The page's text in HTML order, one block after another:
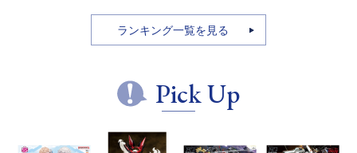
ランキング一覧を見る
Pick Up